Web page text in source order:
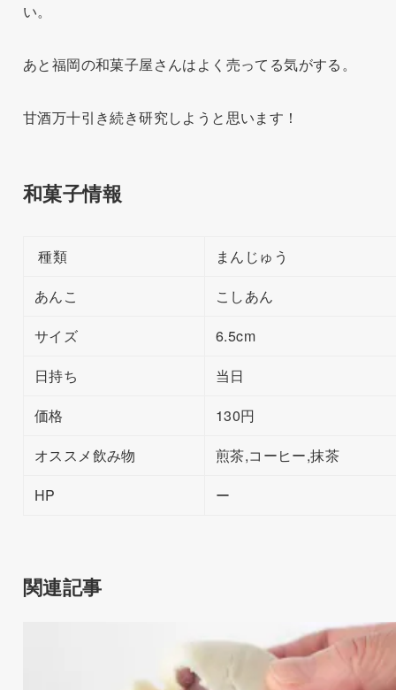
い。
あと福岡の和菓子屋さんはよく売ってる気がする。
甘酒万十引き続き研究しようと思います！
和菓子情報
種類
まんじゅう
あんこ
こしあん
サイズ
6.5cm
日持ち
当日
価格
130円
オススメ飲み物
煎茶,コーヒー,抹茶
HP
ー
関連記事